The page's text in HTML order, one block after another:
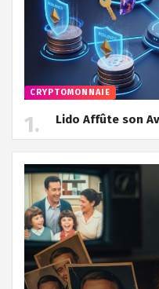
CRYPTOMONNAIE
Lido Affûte son